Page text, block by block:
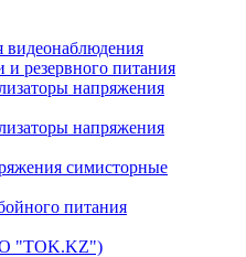
и резервного питания
напряжения
напряжения
симисторные
питания
"TOK.KZ")